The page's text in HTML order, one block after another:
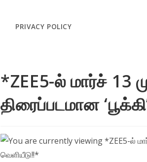
PRIVACY POLICY
*ZEE5-ல் மார்ச் 13
திரைப்படமான